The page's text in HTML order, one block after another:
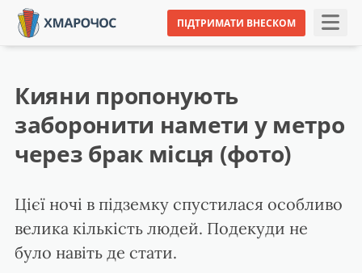
ПІДТРИМАТИ ВНЕСКОМ
Кияни пропонують
заборонити намети у метро
через брак місця (фото)
Цієї ночі в підземку спустилася особливо
велика кількість людей. Подекуди не
було навіть де стати.